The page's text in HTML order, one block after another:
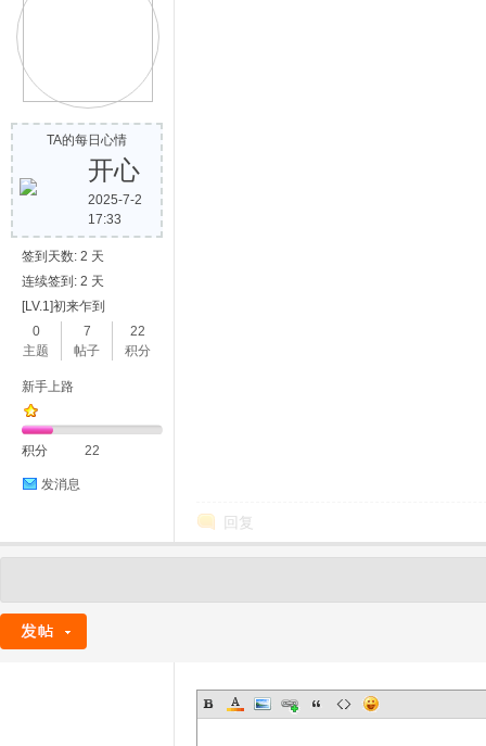
TA的每日心情
开心
2025-7-2
17:33
签到天数: 2 天
连续签到: 2 天
[LV.1]初来乍到
0
主题
7
帖子
22
积分
新手上路
积分 22
发消息
回复